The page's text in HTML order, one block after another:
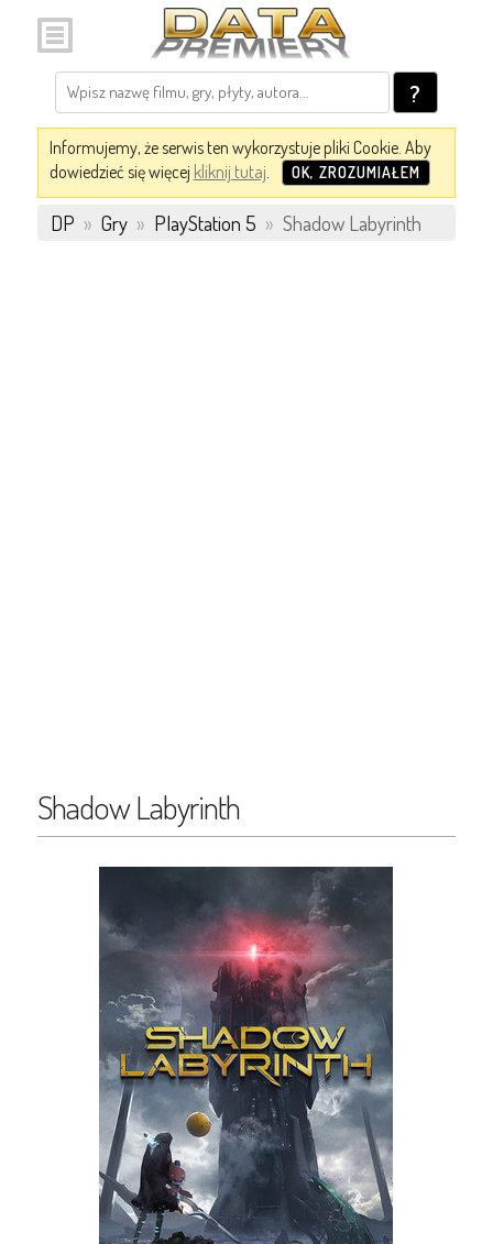
?
Informujemy, że serwis ten wykorzystuje pliki Cookie. Aby
dowiedzieć się więcej kliknij tutaj. OK, ZROZUMIAŁEM
DP » Gry » PlayStation 5 » Shadow Labyrinth
Shadow Labyrinth